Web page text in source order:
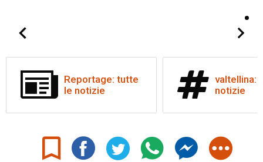
Reportage: tutte
le notizie
valtellina:
notizie